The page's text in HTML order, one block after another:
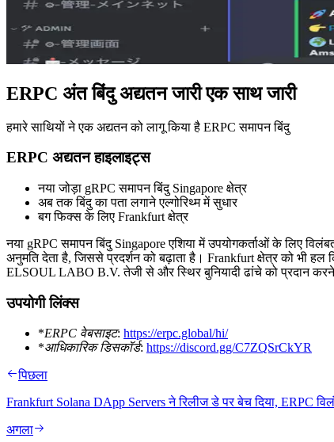
ERPC अंत बिंदु अद्यतन जारी एक साथ जारी
हमारे साथियों ने एक अद्यतन को लागू किया है ERPC समापन बिंदु
ERPC अद्यतन हाइलाइट्स
नया जोड़ा gRPC समापन बिंदु Singapore क्षेत्र
अब तक बिंदु का पता लगाने एल्गोरिथ्म में सुधार
बग फिक्स के लिए Frankfurt क्षेत्र
नया gRPC समापन बिंदु Singapore एशिया में उपयोगकर्ताओं के लिए
अनुमति देता है, जिससे प्रदर्शन को बढ़ाता है। Frankfurt क्षेत्र को भी हल
ELSOUL LABO B.V. तेजी से और स्थिर बुनियादी ढांचे को प्रदान करने
उपयोगी लिंक्स
*ERPC वेबसाइट: https://erpc.global/hi/
*आधिकारिक डिसकॉर्ड: https://discord.gg/C7ZQSrCkYR
पिछला
Frankfurt Solana DApp Servers ने रिलीज डे पर बेच दिया, ERPC
अगला